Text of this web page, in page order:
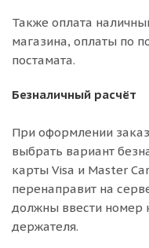
Также оплата
магазина, оплаты по
постамата.
Безналичный расчёт
При оформлении
выбрать вариант
карты Visa и Master
перенаправит на
должны ввести номер
держателя.